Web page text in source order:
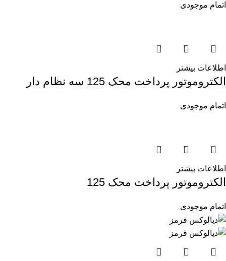
اتمام موجودی
اطلاعات بیشتر
الکتروموتور پرداخت محک 125 سه نظام دار
اتمام موجودی
اطلاعات بیشتر
الکتروموتور پرداخت محک 125
اتمام موجودی